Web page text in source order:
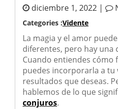
diciembre 1, 2022 |
Categories :Vidente
La magia y el amor
diferentes, pero hay una
Cuando entiendes cómo
puedes incorporarla a
resultados que deseas.
hablemos de lo que
conjuros.